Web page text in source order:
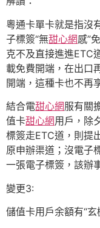
粵通卡單卡就是指沒
子標簽“無甜心網感”
克不及直接進進ETC
載免費開端，在出口
開端，這種卡也不再
結合電甜心網服有關
值卡甜心網用戶，除
標簽走ETC道，則提
原申辦渠道；沒電子
一張電子標簽，該辦
變更3:
儲值卡用戶余額有“玄